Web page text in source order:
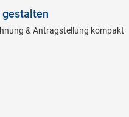
& Antragstellung kompakt